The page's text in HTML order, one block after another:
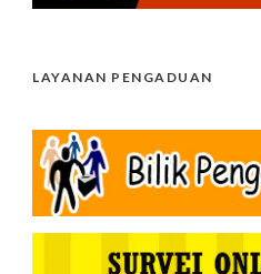
LAYANAN PENGADUAN